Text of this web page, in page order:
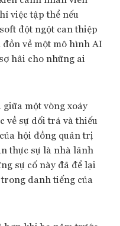
việc tập thể nếu
đột ngột can thiệp
về một mô hình AI
hãi cho những ai
một vòng xoáy
về sự dối trá và thiếu
hội đồng quản trị
thực sự là nhà lãnh
sự cố này đã để lại
danh tiếng của